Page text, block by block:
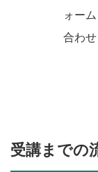
ォー
合わせ
受講までの